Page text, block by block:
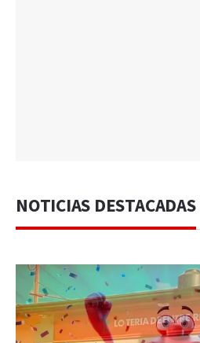
NOTICIAS DESTACADAS